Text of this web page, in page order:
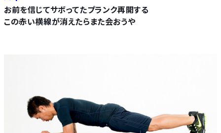
お前を信じてサボってたプランク再開する
この赤い横線が消えたらまた会おうや